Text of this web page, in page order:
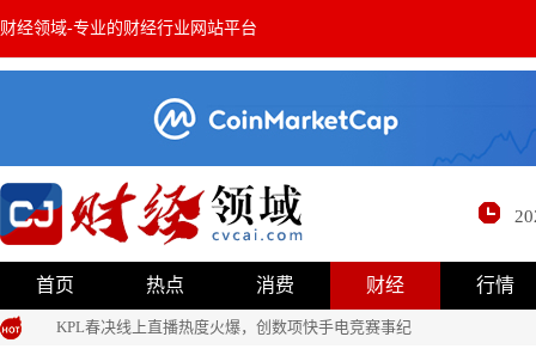
财经领域-专业的财经行业网站平台
首页 热点 消费 财经 行情
KPL春决线上直播热度火爆，创数项快手电竞赛事纪